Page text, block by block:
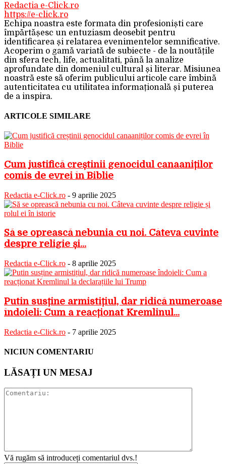
Redactia e-Click.ro
https://e-click.ro
Echipa noastra este formata din profesioniști care
împărtășesc un entuziasm deosebit pentru
identificarea și relatarea evenimentelor semnificative.
Acoperim o gamă variată de subiecte - de la noutățile
din sfera tech, life, actualitati, până la analize
aprofundate din domeniul cultural și literar. Misiunea
noastră este să oferim publicului articole care îmbină
autenticitatea cu utilitatea informațională și puterea
de a inspira.
ARTICOLE SIMILARE
Cum justifică creștinii genocidul canaaniților
comis de evrei în Biblie
Redactia e-Click.ro - 9 aprilie 2025
Să se oprească nebunia cu noi. Câteva cuvinte
despre religie și...
Redactia e-Click.ro - 8 aprilie 2025
Putin susține armistițiul, dar ridică numeroase
îndoieli: Cum a reacționat Kremlinul...
Redactia e-Click.ro - 7 aprilie 2025
NICIUN COMENTARIU
LĂSAȚI UN MESAJ
Vă rugăm să introduceți comentariul dvs.!